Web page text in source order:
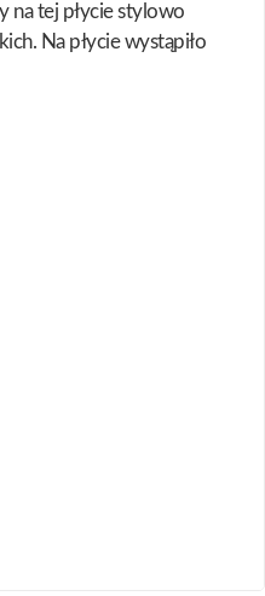
na tej płycie stylowo
Na płycie wystąpiło